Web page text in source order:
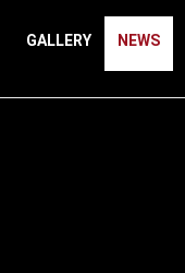
GALLERY NEWS